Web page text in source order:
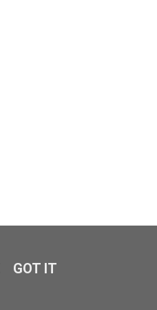
GOT IT